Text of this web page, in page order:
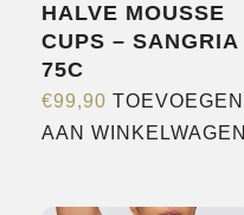
HALVE MOUSSE
CUPS – SANGRIA
75C
€99,90 TOEVOEGEN
AAN WINKELWAGEN